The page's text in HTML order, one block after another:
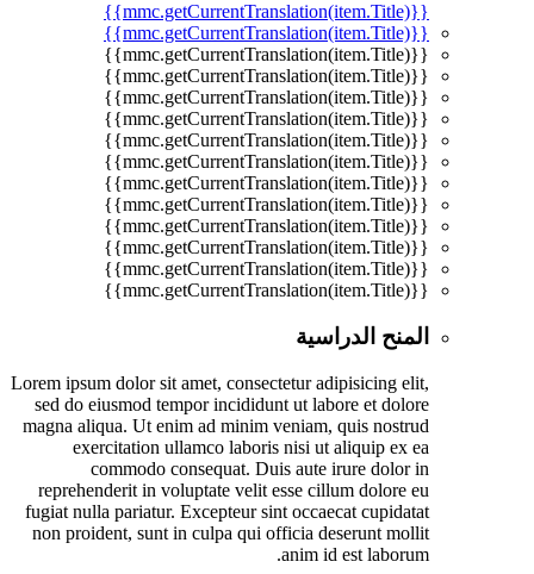
{{mmc.getCurrentTranslation(item.Title)}}
{{mmc.getCurrentTranslation(item.Title)}}
{{mmc.getCurrentTranslation(item.Title)}}
{{mmc.getCurrentTranslation(item.Title)}}
{{mmc.getCurrentTranslation(item.Title)}}
{{mmc.getCurrentTranslation(item.Title)}}
{{mmc.getCurrentTranslation(item.Title)}}
{{mmc.getCurrentTranslation(item.Title)}}
{{mmc.getCurrentTranslation(item.Title)}}
{{mmc.getCurrentTranslation(item.Title)}}
{{mmc.getCurrentTranslation(item.Title)}}
{{mmc.getCurrentTranslation(item.Title)}}
{{mmc.getCurrentTranslation(item.Title)}}
{{mmc.getCurrentTranslation(item.Title)}}
المنح الدراسية
Lorem ipsum dolor sit amet, consectetur adipisicing elit,
sed do eiusmod tempor incididunt ut labore et dolore
magna aliqua. Ut enim ad minim veniam, quis nostrud
exercitation ullamco laboris nisi ut aliquip ex ea
commodo consequat. Duis aute irure dolor in
reprehenderit in voluptate velit esse cillum dolore eu
fugiat nulla pariatur. Excepteur sint occaecat cupidatat
non proident, sunt in culpa qui officia deserunt mollit
anim id est laborum.